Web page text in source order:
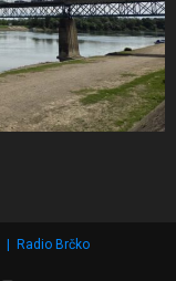
Radio Brčko